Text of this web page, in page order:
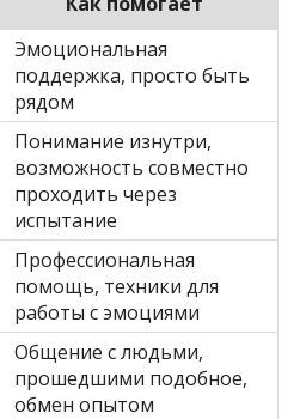
Эмоциональная
поддержка, просто быть
рядом
Понимание изнутри,
возможность совместно
проходить через
испытание
Профессиональная
помощь, техники для
работы с эмоциями
Общение с людьми,
прошедшими подобное,
обмен опытом